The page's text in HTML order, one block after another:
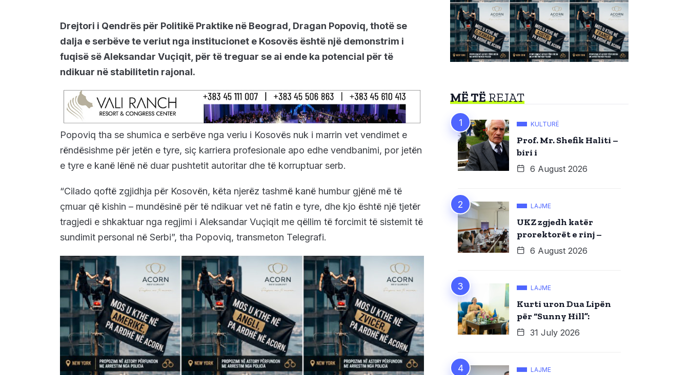
Drejtori i Qendrës për Politikë Praktike në Beograd, Dragan Popoviq, thotë se
dalja e serbëve te veriut nga institucionet e Kosovës është një demonstrim i
fuqisë së Aleksandar Vuçiqit, për të treguar se ai ende ka potencial për të
ndikuar në stabilitetin rajonal.
Popoviq tha se shumica e serbëve nga veriu i Kosovës nuk i marrin vet vendimet e
rëndësishme për jetën e tyre, siç karriera profesionale apo edhe vendbanimi, por jetën
e tyre e kanë lënë në duar pushtetit autoritar dhe të korruptuar serb.
“Cilado qoftë zgjidhja për Kosovën, këta njerëz tashmë kanë humbur gjënë më të
çmuar që kishin – mundësinë për të ndikuar vet në fatin e tyre, dhe kjo është një tjetër
tragjedi e shkaktuar nga regjimi i Aleksandar Vuçiqit me qëllim të forcimit të sistemit të
sundimit personal në Serbi”, tha Popoviq, transmeton Telegrafi.
MË TËREJAT
KULTURË
Prof. Mr. Shefik Haliti –
biri i
6 August 2026
LAJME
UKZ zgjedh katër
prorektorët e rinj –
6 August 2026
LAJME
Kurti uron Dua Lipën
për “Sunny Hill”:
31 July 2026
LAJME